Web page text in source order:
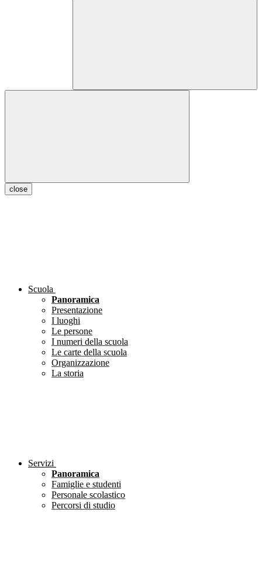
close
Scuola
Panoramica
Presentazione
I luoghi
Le persone
I numeri della scuola
Le carte della scuola
Organizzazione
La storia
Servizi
Panoramica
Famiglie e studenti
Personale scolastico
Percorsi di studio